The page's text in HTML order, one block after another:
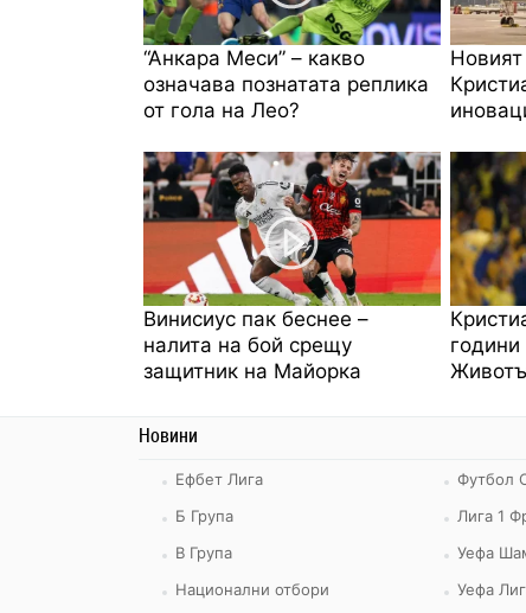
“Анкара Меси” – какво
означава познатата реплика
от гола на Лео?
Винисиус пак беснее –
налита на бой срещу
защитник на Майорка
Новини
Ефбет Лига
Б Група
В Група
Национални отбори
Футбол
Лига 1
Уефа
Уефа